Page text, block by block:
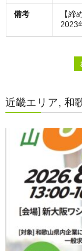
備考
【締
2023
近畿エリア, 和